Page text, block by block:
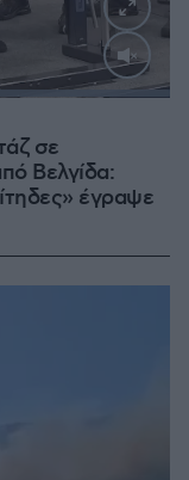
σε
Βελγίδα:
έγραψε